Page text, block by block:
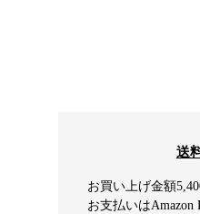
送
お買い上げ金額
お支払いはAmazon